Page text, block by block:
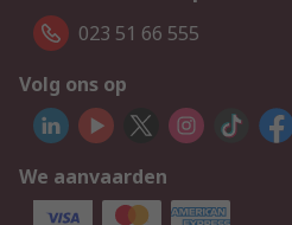
023 51 66 555
Volg ons op
We aanvaarden